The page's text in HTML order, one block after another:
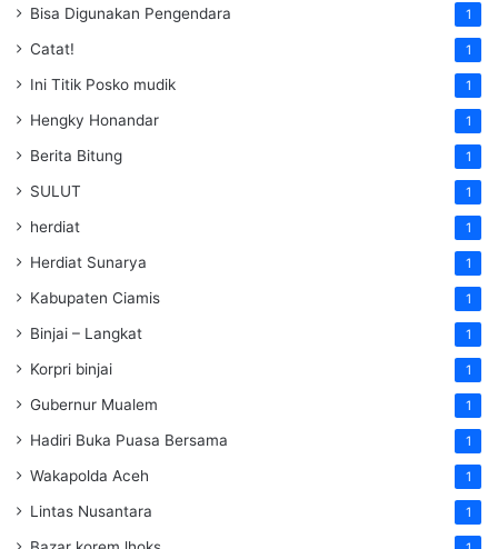
Bisa Digunakan Pengendara 1
Catat! 1
Ini Titik Posko mudik 1
Hengky Honandar 1
Berita Bitung 1
SULUT 1
herdiat 1
Herdiat Sunarya 1
Kabupaten Ciamis 1
Binjai – Langkat 1
Korpri binjai 1
Gubernur Mualem 1
Hadiri Buka Puasa Bersama 1
Wakapolda Aceh 1
Lintas Nusantara 1